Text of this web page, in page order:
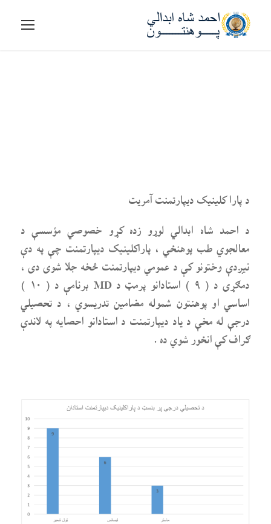
د پارا کلینیک دیپارتمنت آمریت
د احمد شاه ابدالي لوړو زده کړو خصوصي مؤسسې د
معالجوي طب پوهنځي ، پاراکلینیک دیپارتمنت چې په دې
نیږدې وختونو کې د عمومي ديپارتمنت څخه جلا شوی دی ،
دمګړی د ( ۹ ) استادانو پرمټ د MD برنامې د ( ۱۰ )
اساسي او پوهنتون شموله مضامین تدریسوي ، د تحصیلي
درجې له مخې د یاد ديپارتمنت د استادانو احصایه په لاندې
ګراف کې انځور شوي ده .